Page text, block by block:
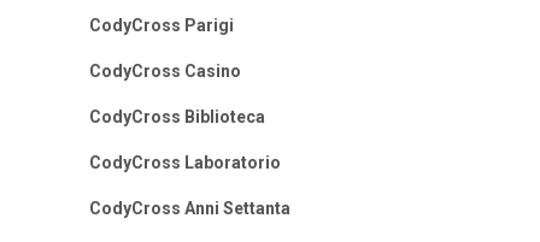
CodyCross Parigi
CodyCross Casino
CodyCross Biblioteca
CodyCross Laboratorio
CodyCross Anni Settanta